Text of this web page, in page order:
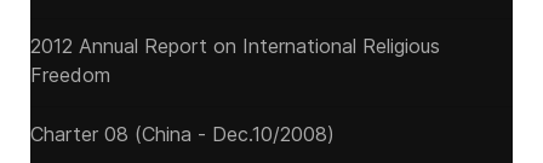
2012 Annual Report on International Religious
Freedom
Charter 08 (China - Dec.10/2008)